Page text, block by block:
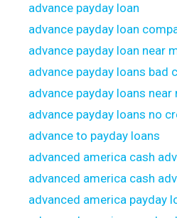
advance payday loan
advance payday loan
advance payday loan near
advance payday loans bad
advance payday loans near
advance payday loans no
advance to payday loans
advanced america cash
advanced america cash
advanced america payday